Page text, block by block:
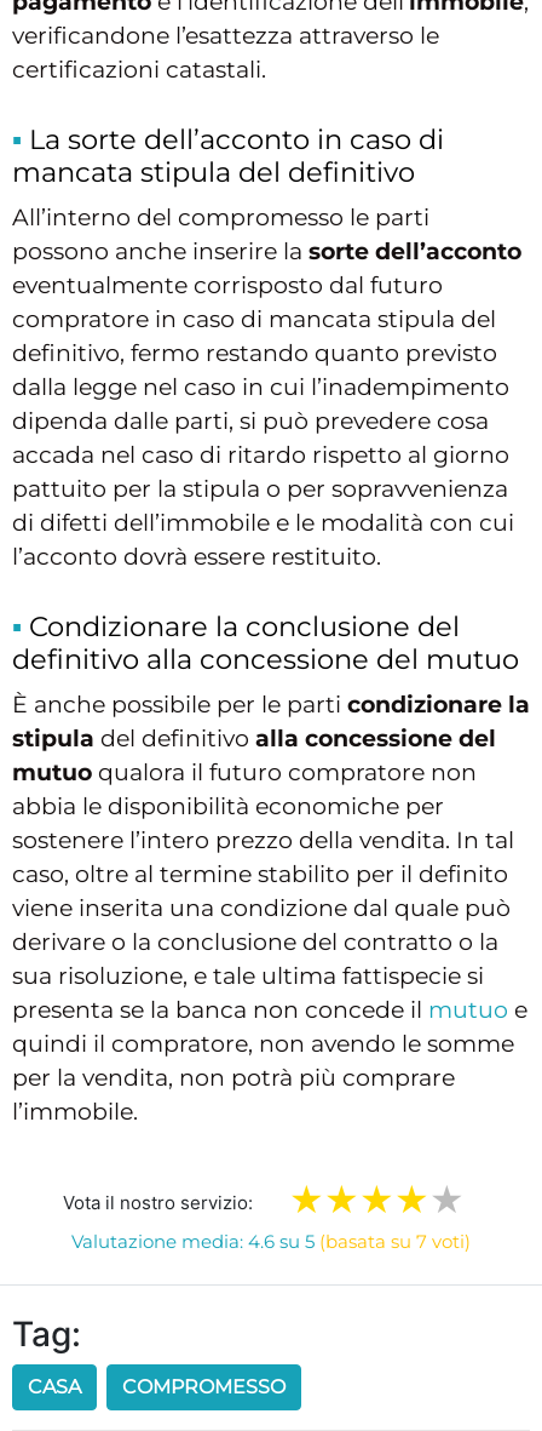
verificandone l’esattezza attraverso le
certificazioni catastali.
La sorte dell’acconto in caso di
mancata stipula del definitivo
All’interno del compromesso le parti
possono anche inserire la sorte dell’acconto
eventualmente corrisposto dal futuro
compratore in caso di mancata stipula del
definitivo, fermo restando quanto previsto
dalla legge nel caso in cui l’inadempimento
dipenda dalle parti, si può prevedere cosa
accada nel caso di ritardo rispetto al giorno
pattuito per la stipula o per sopravvenienza
di difetti dell’immobile e le modalità con cui
l’acconto dovrà essere restituito.
Condizionare la conclusione del
definitivo alla concessione del mutuo
È anche possibile per le parti condizionare la
stipula del definitivo alla concessione del
mutuo qualora il futuro compratore non
abbia le disponibilità economiche per
sostenere l’intero prezzo della vendita. In tal
caso, oltre al termine stabilito per il definito
viene inserita una condizione dal quale può
derivare o la conclusione del contratto o la
sua risoluzione, e tale ultima fattispecie si
presenta se la banca non concede il mutuo e
quindi il compratore, non avendo le somme
per la vendita, non potrà più comprare
l’immobile.
Vota il nostro servizio:
Valutazione media: 4.6 su 5 (basata su 7 voti)
Tag:
CASA COMPROMESSO